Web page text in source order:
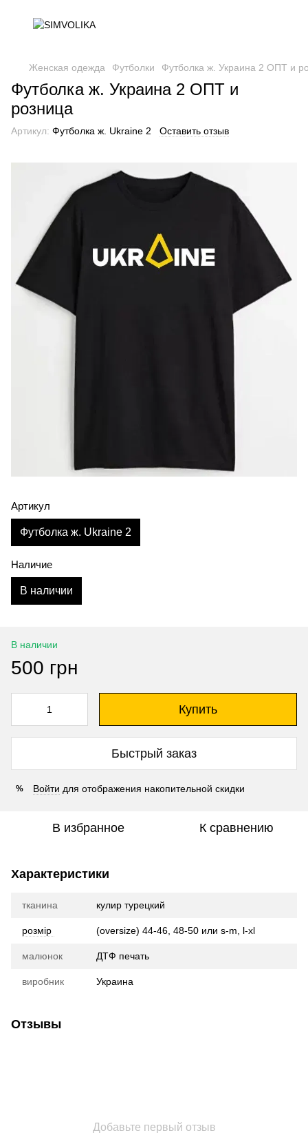
Женская одежда Футболки Футболка ж. Украина 2 ОПТ и
Футболка ж. Украина 2 ОПТ и
розница
Артикул: Футболка ж. Ukraine 2 Оставить отзыв
Артикул
Футболка ж. Ukraine 2
Наличие
В наличии
В наличии
500 грн
Купить
Быстрый заказ
% Войти для отображения накопительной скидки
В избранное К сравнению
Характеристики
тканина кулир турецкий
розмір (oversize) 44-46, 48-50 или s-m, l-xl
малюнок ДТФ печать
виробник Украина
Отзывы
Добавьте первый отзыв